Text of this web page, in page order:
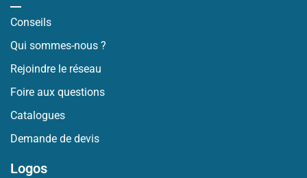
Conseils
Qui sommes-nous ?
Rejoindre le réseau
Foire aux questions
Catalogues
Demande de devis
Logos